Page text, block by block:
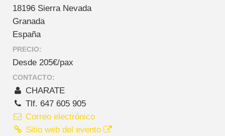
18196 Sierra Nevada
Granada
España
PRECIO:
Desde 205€/pax
CONTACTO:
CHARATE
Tlf. 647 605 905
Correo electrónico
Sitio web del evento